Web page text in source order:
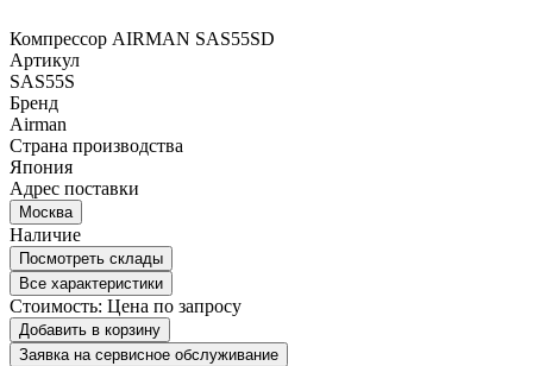
Компрессор AIRMAN SAS55SD
Артикул
SAS55S
Бренд
Airman
Страна производства
Япония
Адрес поставки
Москва
Наличие
Посмотреть склады
Все характеристики
Стоимость: Цена по запросу
Добавить в корзину
Заявка на сервисное обслуживание